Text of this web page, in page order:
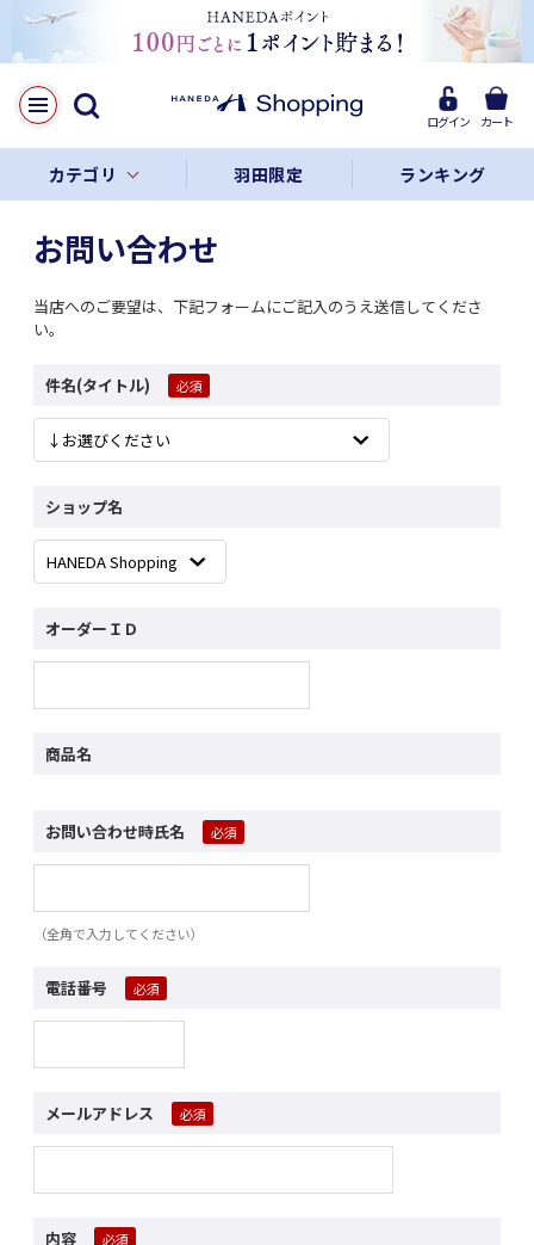
ログイン カート
カテゴリ 羽田限定 ランキング
お問い合わせ
当店へのご要望は、下記フォームにご記入のうえ送信してくださ
い。
件名(タイトル)
ショップ名
オーダーＩＤ
商品名
お問い合わせ時氏名
（全角で入力してください）
電話番号
メールアドレス
内容